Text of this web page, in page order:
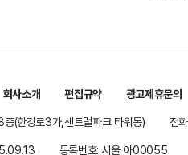
회사소개 편집규약
광고제휴문의
(한강로3가,센트럴파크 타워동)
전
등록번호: 서울 아00055